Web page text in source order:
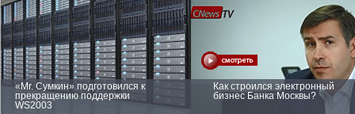
«Mr. Сумкин» подготовился к
прекращению поддержки
WS2003
Как строился электронный
бизнес Банка Москвы?